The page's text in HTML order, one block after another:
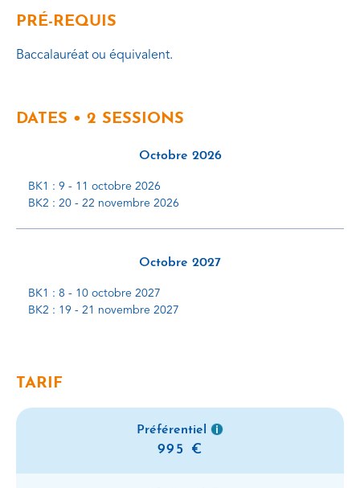
PRÉ-REQUIS
Baccalauréat ou équivalent.
DATES • 2 SESSIONS
Octobre 2026
BK1 : 9 - 11 octobre 2026
BK2 : 20 - 22 novembre 2026
Octobre 2027
BK1 : 8 - 10 octobre 2027
BK2 : 19 - 21 novembre 2027
TARIF
Préférentiel
995